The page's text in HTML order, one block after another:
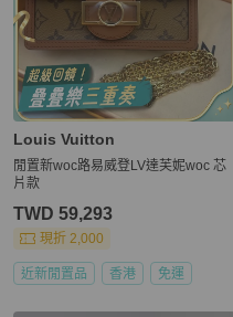
Louis Vuitton
閒置新woc路易威登LV達芙妮woc 芯
片款
TWD 59,293
現折 2,000
近新閒置品 香港 免運